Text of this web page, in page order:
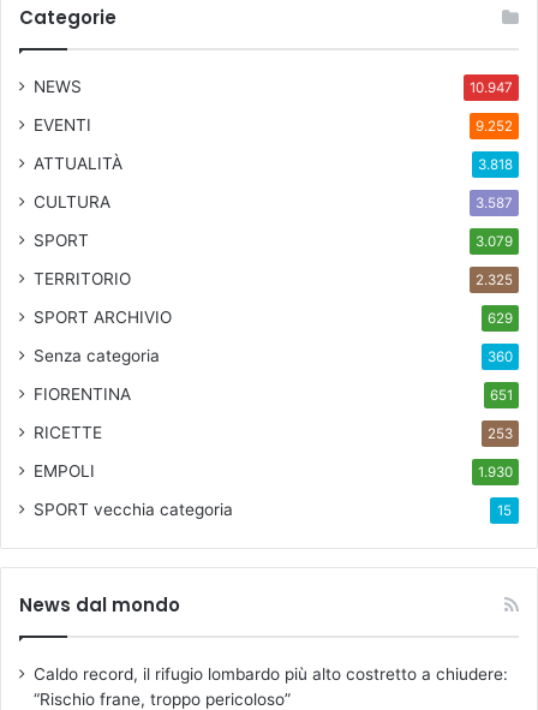
Categorie
NEWS 10.947
EVENTI 9.252
ATTUALITÀ 3.818
CULTURA 3.587
SPORT 3.079
TERRITORIO 2.325
SPORT ARCHIVIO 629
Senza categoria 360
FIORENTINA 651
RICETTE 253
EMPOLI 1.930
SPORT vecchia categoria 15
News dal mondo
Caldo record, il rifugio lombardo più alto costretto a chiudere:
“Rischio frane, troppo pericoloso”